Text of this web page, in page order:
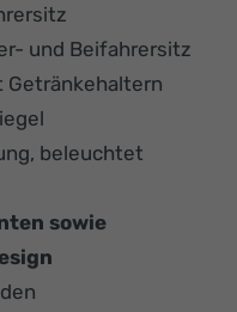
und Beifahrersitz
beleuchtet
sowie